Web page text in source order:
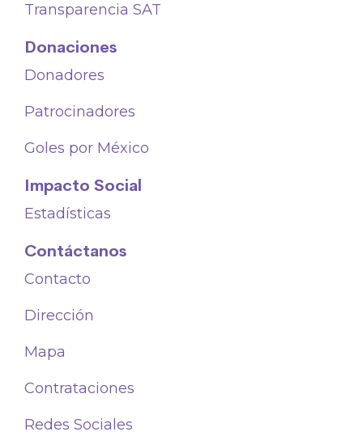
Transparencia SAT
Donaciones
Donadores
Patrocinadores
Goles por México
Impacto Social
Estadísticas
Contáctanos
Contacto
Dirección
Mapa
Contrataciones
Redes Sociales